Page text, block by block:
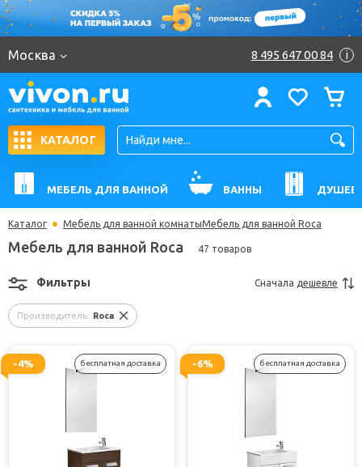
Москва 8 495 647 00 84 i
КАТАЛОГ
МЕБЕЛЬ ДЛЯ ВАННОЙ ВАННЫ
Каталог Мебель для ванной комнатыМебель для ванной Roca
Мебель для ванной Roca 47 товаров
Производитель: Roca
Фильтры Сначала дешевле
-4% бесплатная доставка -6% бесплатная доставка